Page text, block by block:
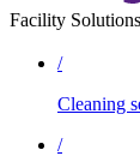
Facility Solutions
/
Cleaning
/